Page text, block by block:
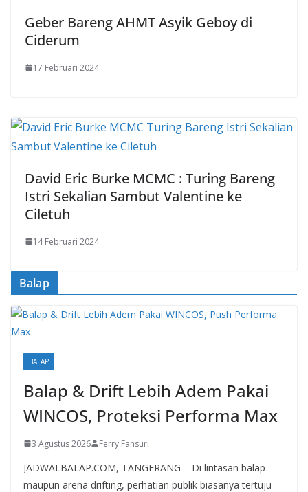
Geber Bareng AHMT Asyik Geboy di
Ciderum
17 Februari 2024
David Eric Burke MCMC : Turing Bareng
Istri Sekalian Sambut Valentine ke
Ciletuh
14 Februari 2024
Balap
BALAP
Balap & Drift Lebih Adem Pakai
WINCOS, Proteksi Performa Max
3 Agustus 2026 Ferry Fansuri
JADWALBALAP.COM, TANGERANG – Di lintasan balap
maupun arena drifting, perhatian publik biasanya tertuju